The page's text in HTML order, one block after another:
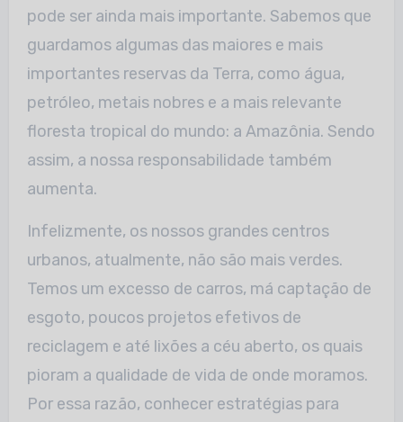
pode ser ainda mais importante. Sabemos que
guardamos algumas das maiores e mais
importantes reservas da Terra, como água,
petróleo, metais nobres e a mais relevante
floresta tropical do mundo: a Amazônia. Sendo
assim, a nossa responsabilidade também
aumenta.
Infelizmente, os nossos grandes centros
urbanos, atualmente, não são mais verdes.
Temos um excesso de carros, má captação de
esgoto, poucos projetos efetivos de
reciclagem e até lixões a céu aberto, os quais
pioram a qualidade de vida de onde moramos.
Por essa razão, conhecer estratégias para